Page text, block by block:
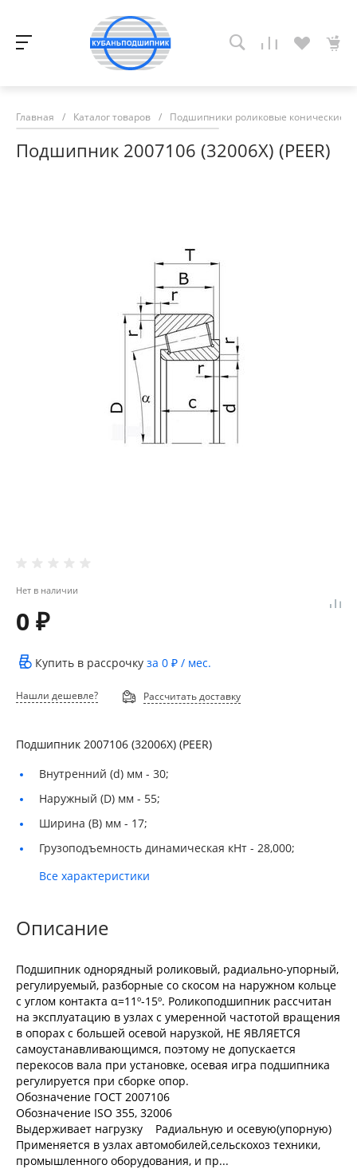
Главная / Каталог товаров / Подшипники роликовые конические
Подшипник 2007106 (32006Х) (PEER)
Нет в наличии
0 ₽
Купить в рассрочку за 0 ₽ / мес.
Нашли дешевле? Рассчитать доставку
Подшипник 2007106 (32006Х) (PEER)
Внутренний (d) мм - 30;
Наружный (D) мм - 55;
Ширина (B) мм - 17;
Грузоподъемность динамическая кНт - 28,000;
Все характеристики
Описание
Подшипник однорядный роликовый, радиально-упорный,
регулируемый, разборные со скосом на наружном кольце
с углом контакта α=11º-15º. Роликоподшипник рассчитан
на эксплуатацию в узлах с умеренной частотой вращения
в опорах с большей осевой нарузкой, НЕ ЯВЛЯЕТСЯ
самоустанавливающимся, поэтому не допускается
перекосов вала при установке, осевая игра подшипника
регулируется при сборке опор.
Обозначение ГОСТ 2007106
Обозначение ISO 355, 32006
Выдерживает нагрузку Радиальную и осевую(упорную)
Применяется в узлах автомобилей,сельскохоз техники,
промышленного оборудования, и пр...